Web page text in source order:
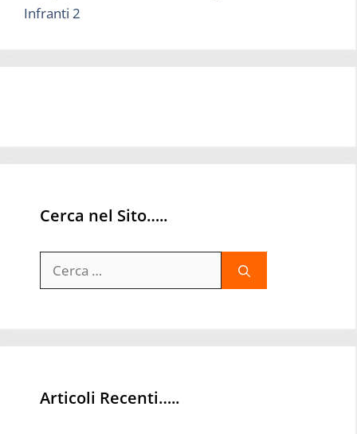
Infranti 2
Cerca nel Sito…..
per:
Articoli Recenti…..